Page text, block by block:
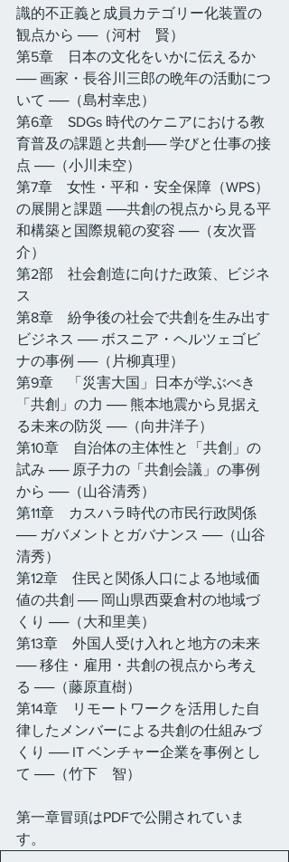
識的不正義と成員カテゴリー化装置の
観点から ──（河村　賢）
第5章　日本の文化をいかに伝えるか
── 画家・長谷川三郎の晩年の活動につ
いて ──（島村幸忠）
第6章　SDGs 時代のケニアにおける教
育普及の課題と共創── 学びと仕事の接
点 ──（小川未空）
第7章　女性・平和・安全保障（WPS）
の展開と課題 ──共創の視点から見る平
和構築と国際規範の変容 ──（友次晋
介）
第2部　社会創造に向けた政策、ビジネ
ス
第8章　紛争後の社会で共創を生み出す
ビジネス ── ボスニア・ヘルツェゴビ
ナの事例 ──（片柳真理）
第9章　「災害大国」日本が学ぶべき
「共創」の力 ── 熊本地震から見据え
る未来の防災 ──（向井洋子）
第10章　自治体の主体性と「共創」の
試み ── 原子力の「共創会議」の事例
から ──（山谷清秀）
第11章　カスハラ時代の市民行政関係
── ガバメントとガバナンス ──（山谷
清秀）
第12章　住民と関係人口による地域価
値の共創 ── 岡山県西粟倉村の地域づ
くり ──（大和里美）
第13章　外国人受け入れと地方の未来
── 移住・雇用・共創の視点から考え
る ──（藤原直樹）
第14章　リモートワークを活用した自
律したメンバーによる共創の仕組みづ
くり ── IT ベンチャー企業を事例とし
て ──（竹下　智）
第一章冒頭はPDFで公開されていま
す。